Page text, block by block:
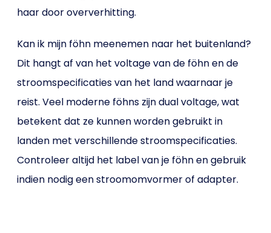
haar door oververhitting.
Kan ik mijn föhn meenemen naar het buitenland?
Dit hangt af van het voltage van de föhn en de
stroomspecificaties van het land waarnaar je
reist. Veel moderne föhns zijn dual voltage, wat
betekent dat ze kunnen worden gebruikt in
landen met verschillende stroomspecificaties.
Controleer altijd het label van je föhn en gebruik
indien nodig een stroomomvormer of adapter.